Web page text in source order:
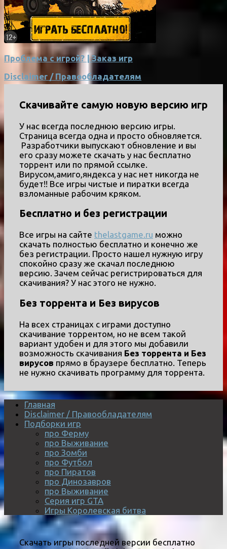
Проблема с игрой? | Заказ игр
Disclaimer / Правообладателям
Скачивайте самую новую версию игр
У нас всегда последнюю версию игры.
Страница всегда одна и просто обновляется.
Разработчики выпускают обновление и вы
его сразу можете скачать у нас бесплатно
торрент или по прямой ссылке.
Вирусом,амиго,яндекса у нас нет никогда не
будет!! Все игры чистые и пиратки всегда
взломанные рабочим кряком.
Бесплатно и без регистрации
Все игры на сайте thelastgame.ru можно
скачать полностью бесплатно и конечно же
без регистрации. Просто нашел нужную игру
спокойно сразу же скачал последнюю
версию. Зачем сейчас регистрироваться для
скачивания? У нас этого не нужно.
Без торрента и Без вирусов
На всех страницах с играми доступно
скачивание торрентом, но не всем такой
вариант удобен и для этого мы добавили
возможность скачивания Без торрента и Без
вирусов прямо в браузере бесплатно. Теперь
не нужно скачивать программу для торрента.
Главная
Disclaimer / Правообладателям
Подборки игр
про Ферму
про Выживание
про Зомби
про Футбол
про Пиратов
про Динозавров
про Выживание
Серия игр GTA
Игры Королевская битва
Скачать игры последней версии бесплатно